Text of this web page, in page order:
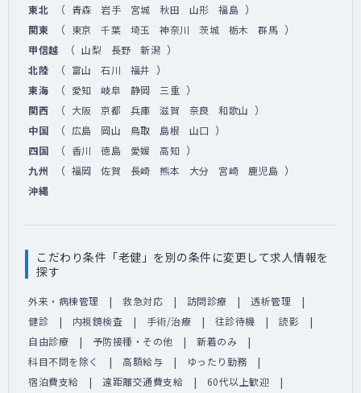
東北
（ 青森 岩手 宮城 秋田 山形 福島 ）
関東 （ 東京 千葉 埼玉 神奈川 茨城 栃木 群馬 ）
甲信越 （ 山梨 長野 新潟 ）
北陸 （ 富山 石川 福井 ）
東海 （ 愛知 岐阜 静岡 三重 ）
関西 （ 大阪 京都 兵庫 滋賀 奈良 和歌山 ）
中国 （ 広島 岡山 鳥取 島根 山口 ）
四国 （ 香川 徳島 愛媛 高知 ）
九州 （ 福岡 佐賀 長崎 熊本 大分 宮崎 鹿児島 ）
沖縄
こだわり条件「老健」を別の条件に変更して求人情報を
探す
外来・病棟管理 救急対応 訪問診療
透析管理
健診
内視鏡検査 手術/治療 往診待機
読影
自由診療
予防接種・その他
新着のみ
科目不問を除く
高額給与
ゆったり勤務
宿泊費支給
遠距離交通費支給
60代以上歓迎